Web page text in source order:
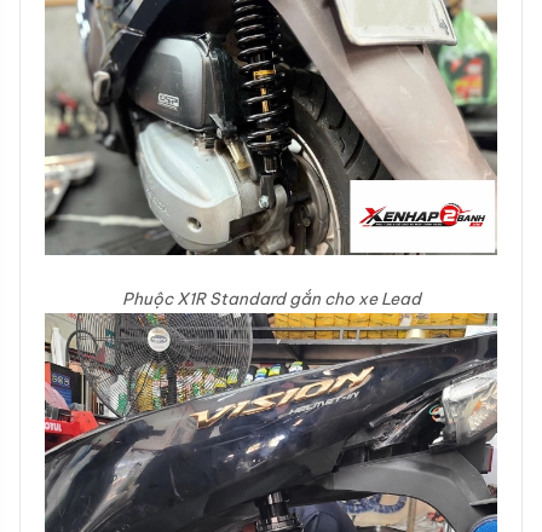
Phuộc X1R Standard gắn cho xe Lead